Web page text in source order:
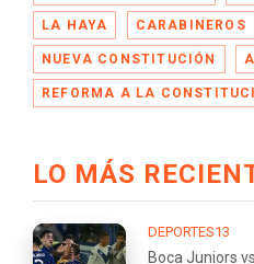
LA HAYA CARABINEROS
NUEVA CONSTITUCIÓN
REFORMA A LA
LO MÁS
DEPORTES13
Boca Juniors